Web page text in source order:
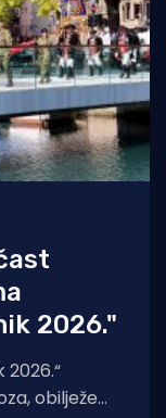
2026."
2026.“
obilježeni